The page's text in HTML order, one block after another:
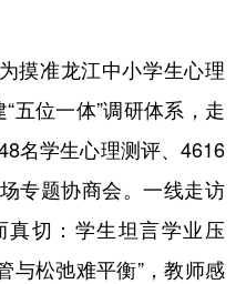
Français عربى
日本語 한국어
准龙江中小学生心理
五位一体”调研体系，走
名学生心理测评、4616
专题协商会。一线走访
切：学生坦言学业压
与松弛难平衡”，教师感